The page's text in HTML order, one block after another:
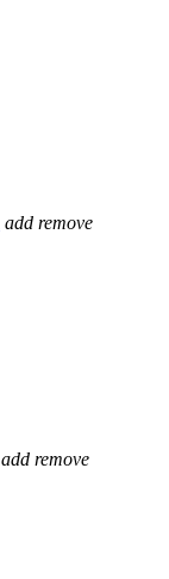
add remove
add remove